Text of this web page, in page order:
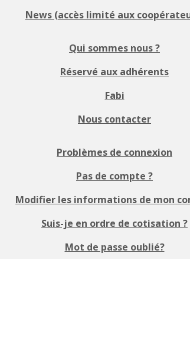
News (accès limité aux
Qui sommes nous ?
Réservé aux adhérents
Fabi
Nous contacter
Problèmes de connexion
Pas de compte ?
Modifier les informations de mon
Suis-je en ordre de cotisation ?
Mot de passe oublié?